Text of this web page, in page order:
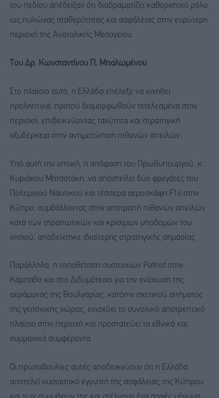
του πεδίου απέδειξαν ότι διαδραματίζει καθοριστικό ρόλο
ως πυλώνας σταθερότητας και ασφάλειας στην ευρύτερη
περιοχή της Ανατολικής Μεσογείου.
Του Δρ. Κωνσταντίνου Π. Μπαλωμένου
Στο πλαίσιο αυτό, η Ελλάδα επέλεξε να κινηθεί
προληπτικά, προτού διαμορφωθούν τετελεσμένα στην
περιοχή, επιδεικνύοντας ταχύτητα και στρατηγική
οξυδέρκεια στην αντιμετώπιση πιθανών απειλών.
Υπό αυτή την οπτική, η απόφαση του Πρωθυπουργού, κ.
Κυριάκου Μητσοτάκη, να αποστείλει δύο φρεγάτες του
Πολεμικού Ναυτικού και τέσσερα αεροσκάφη F16 στην
Κύπρο, συμβάλλοντας στην αποτροπή πιθανών απειλών
κατά των στρατιωτικών και κρίσιμων υποδομών του
νησιού, αποδείχτηκε ιδιαίτερης στρατηγικής σημασίας.
Παράλληλα, η τοποθέτηση συστοιχιών Patriot στην
Κάρπαθο και στο Διδυμότειχο για την ενίσχυση της
αεράμυνας της Βουλγαρίας, κατόπιν σχετικού αιτήματος
της γειτονικής χώρας, ενισχύει το συνολικό αποτρεπτικό
πλαίσιο στην περιοχή και προστατεύει τα εθνικά και
συμμαχικά συμφέροντα.
Οι πρωτοβουλίες αυτές αποδεικνύουν ότι η Ελλάδα
αποτελεί ουσιαστικό εγγυητή της ασφάλειας της Κύπρου